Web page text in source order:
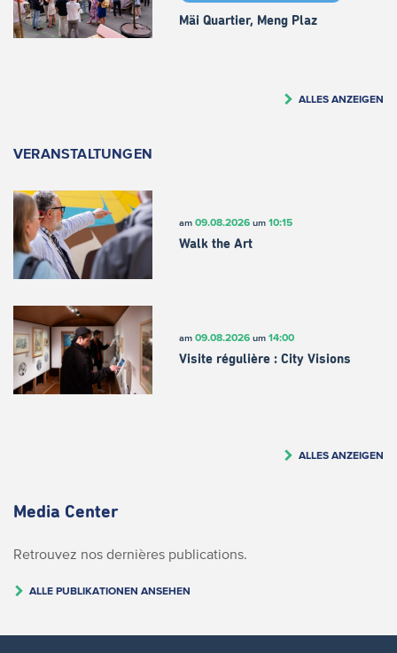
Mäi Quartier, Meng Plaz
ALLES ANZEIGEN
VERANSTALTUNGEN
am 09.08.2026um 10:15
Walk the Art
am 09.08.2026um 14:00
Visite régulière : City Visions
ALLES ANZEIGEN
Media Center
Retrouvez nos dernières publications.
ALLE PUBLIKATIONEN ANSEHEN